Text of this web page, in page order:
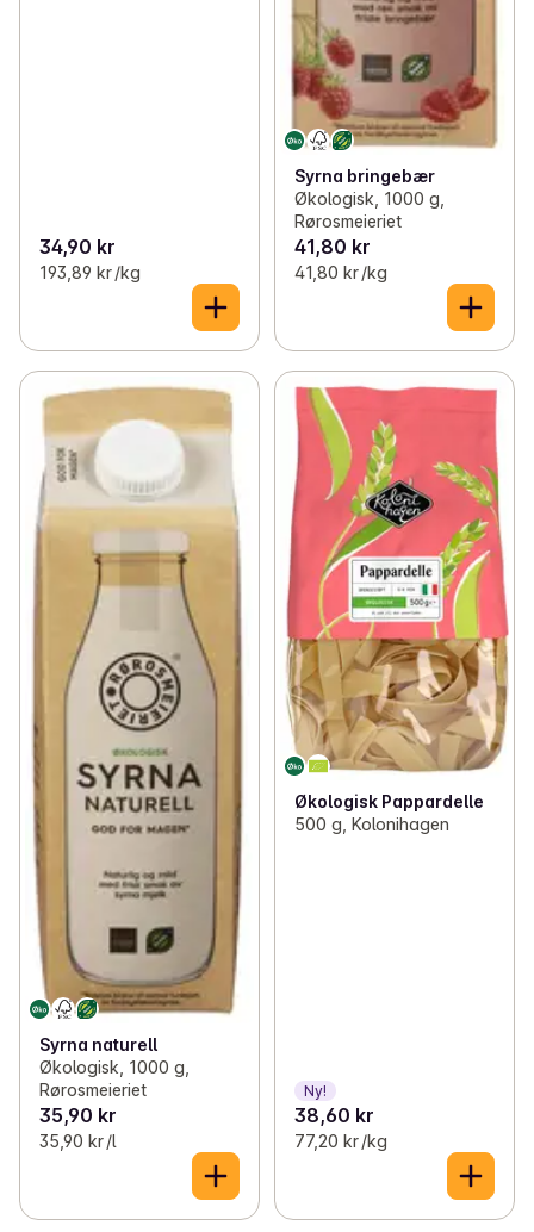
34,90 kr
193,89 kr /kg
Syrna bringebær
Økologisk, 1000 g,
Rørosmeieriet
41,80 kr
41,80 kr /kg
Syrna naturell
Økologisk, 1000 g,
Rørosmeieriet
35,90 kr
35,90 kr /l
Økologisk Pappardelle
500 g, Kolonihagen
Ny!
38,60 kr
77,20 kr /kg